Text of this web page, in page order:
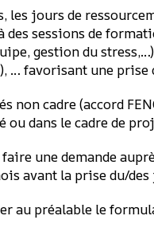
les jours de
sessions de
gestion du
… favorisant une
non cadre (accord
ou dans le cadre de
une demande
avant la prise du/des
au préalable le